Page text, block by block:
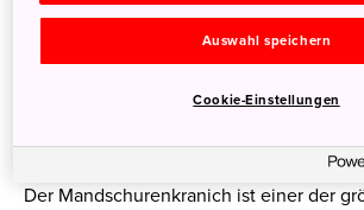
Der
außergewöhnliches
Der Mandschurenkranich ist einer der
Auswahl speichern
Cookie-Einstellungen